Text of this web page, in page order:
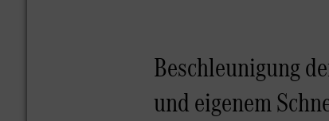
Beschleunigung
und eigenem